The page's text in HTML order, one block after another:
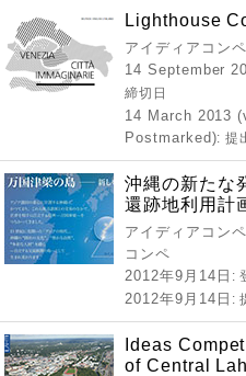
Lighthouse
アイディアコン
14 September
締切日
14 March 2013
Postmarked): 提
沖縄の新たな
還跡地利用計
アイディアコン
コンペ
2012年9月14日 :
2012年9月14日 :
Ideas
of Central